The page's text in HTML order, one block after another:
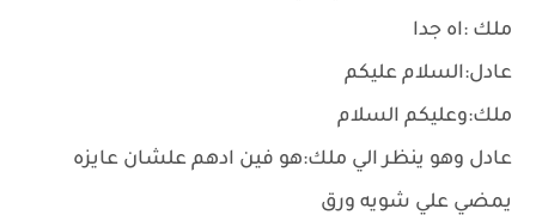
ملك :اه جدا
عادل:السلام عليكم
ملك:وعليكم السلام
عادل وهو ينظر الي ملك:هو فين ادهم علشان عايزه
يمضي علي شويه ورق